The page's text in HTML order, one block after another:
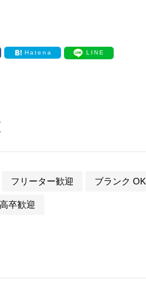
Hatena LINE
フリーター歓迎 ブランク OK
高卒歓迎